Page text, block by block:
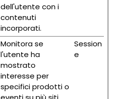
dell'utente con i
contenuti
incorporati.
Monitora se
l'utente ha
mostrato
interesse per
specifici prodotti o
Session
e